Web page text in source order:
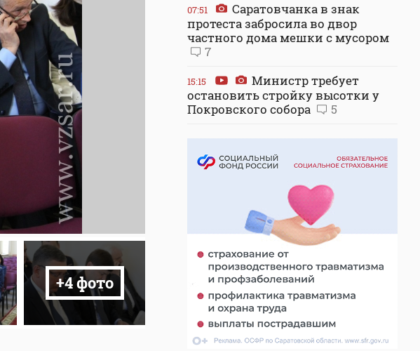
+4 фото
07:51
Саратовчанка в знак
протеста забросила во двор
частного дома мешки с мусором
7
15:15
Министр требует
остановить стройку высотки у
Покровского собора
5